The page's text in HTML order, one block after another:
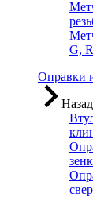
G,
Оправки
Назад